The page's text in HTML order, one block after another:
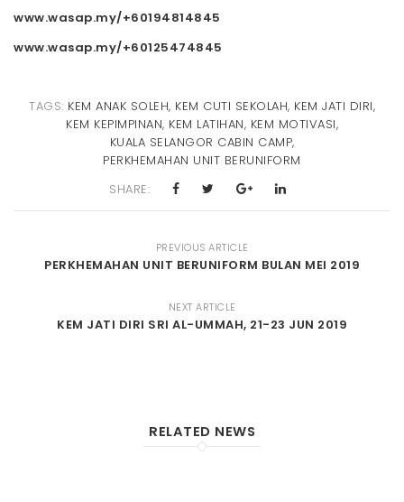
www.wasap.my/+60194814845
www.wasap.my/+60125474845
TAGS: KEM ANAK SOLEH, KEM CUTI SEKOLAH, KEM JATI DIRI,
KEM KEPIMPINAN, KEM LATIHAN, KEM MOTIVASI,
KUALA SELANGOR CABIN CAMP,
PERKHEMAHAN UNIT BERUNIFORM
SHARE:
PREVIOUS ARTICLE
PERKHEMAHAN UNIT BERUNIFORM BULAN MEI 2019
NEXT ARTICLE
KEM JATI DIRI SRI AL-UMMAH, 21-23 JUN 2019
RELATED NEWS